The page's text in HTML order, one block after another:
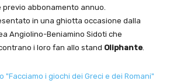
abbonamento annuo.
in una ghiotta occasione dalla
Angiolino-Beniamino Sidoti che
i loro fan allo stand Oliphante.
i giochi dei Greci e dei Romani"